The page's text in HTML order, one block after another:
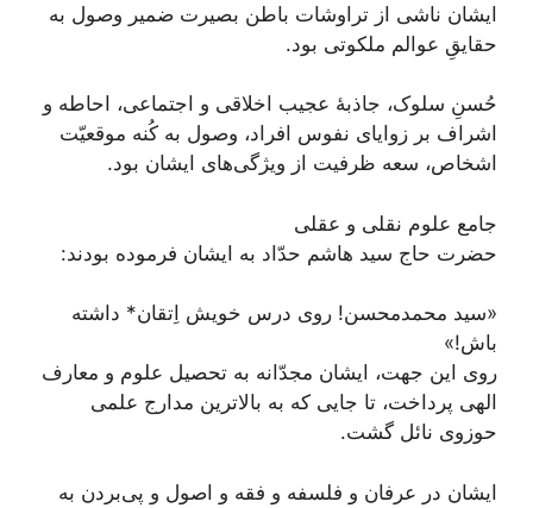
ايشان‏ ناشى از تراوشات باطن بصيرت ضمير وصول به
حقایقِ عوالم ملکوتى بود.
حُسنِ سلوک، جاذبۀ عجیب اخلاقی و اجتماعی، احاطه و
اشراف بر زوایای نفوس افراد، وصول به کُنه موقعیّت
اشخاص، سعه ظرفيت از ویژگی‌های ایشان بود.
جامع علوم نقلی و عقلی
حضرت حاج سید هاشم حدّاد به ایشان فرموده بودند:
«سید محمدمحسن! روی درس خویش اِتقان* داشته
باش!»
روی این جهت، ایشان مجدّانه به تحصیل علوم و معارف
الهی پرداخت، تا جایی که به بالاترین مدارج علمی
حوزوی نائل گشت.
ایشان در عرفان و فلسفه و فقه و اصول و پى‌‌بردن به